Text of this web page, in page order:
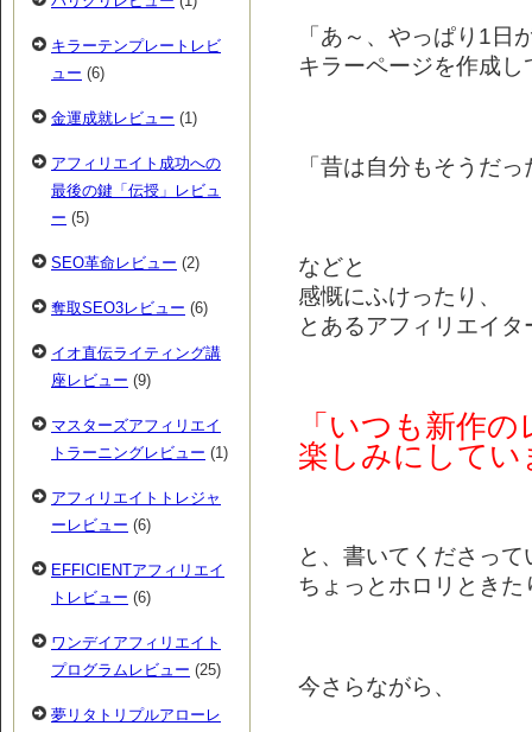
「あ～、やっぱり1日
キラーページを作成
「昔は自分もそうだ
などと
感慨にふけったり、
とあるアフィリエイタ
「いつも新作
楽しみにしてい
と、書いてくださって
ちょっとホロリとき
今さらながら、
キラーテンプレートレビ
ュー (6)
金運成就レビュー (1)
アフィリエイト成功への
最後の鍵「伝授」レビュ
ー (5)
SEO革命レビュー (2)
奪取SEO3レビュー (6)
イオ直伝ライティング講
座レビュー (9)
マスターズアフィリエイ
トラーニングレビュー (1)
アフィリエイトトレジャ
ーレビュー (6)
EFFICIENTアフィリエイ
トレビュー (6)
ワンデイアフィリエイト
プログラムレビュー (25)
夢リタトリプルアローレ